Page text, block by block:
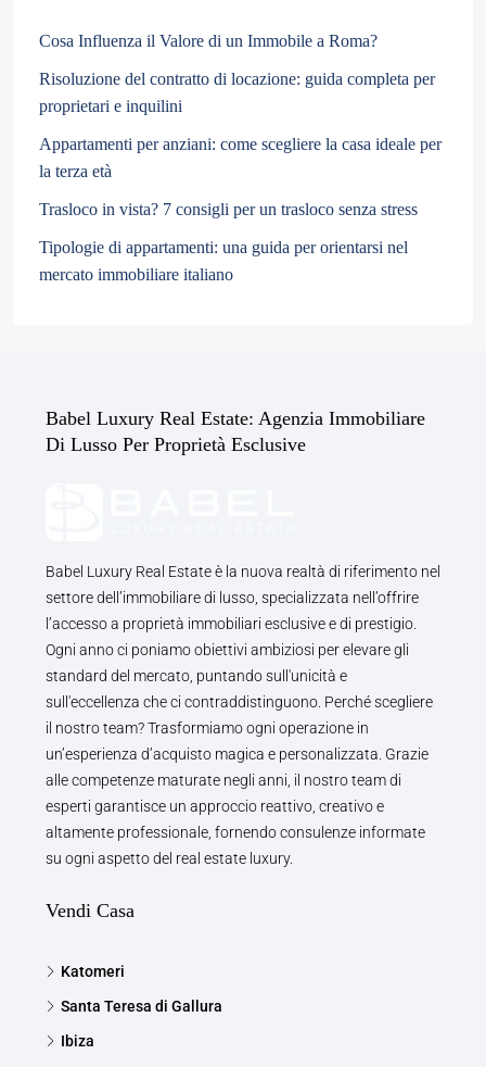
Cosa Influenza il Valore di un Immobile a Roma?
Risoluzione del contratto di locazione: guida completa per
proprietari e inquilini
Appartamenti per anziani: come scegliere la casa ideale per
la terza età
Trasloco in vista? 7 consigli per un trasloco senza stress
Tipologie di appartamenti: una guida per orientarsi nel
mercato immobiliare italiano
Babel Luxury Real Estate: Agenzia Immobiliare
Di Lusso Per Proprietà Esclusive
Babel Luxury Real Estate è la nuova realtà di riferimento nel
settore dell’immobiliare di lusso, specializzata nell’offrire
l’accesso a proprietà immobiliari esclusive e di prestigio.
Ogni anno ci poniamo obiettivi ambiziosi per elevare gli
standard del mercato, puntando sull'unicità e
sull'eccellenza che ci contraddistinguono. Perché scegliere
il nostro team? Trasformiamo ogni operazione in
un’esperienza d’acquisto magica e personalizzata. Grazie
alle competenze maturate negli anni, il nostro team di
esperti garantisce un approccio reattivo, creativo e
altamente professionale, fornendo consulenze informate
su ogni aspetto del real estate luxury.
Vendi Casa
Katomeri
Santa Teresa di Gallura
Ibiza